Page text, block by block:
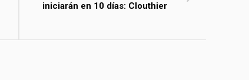
iniciarán en 10 días: Clouthier